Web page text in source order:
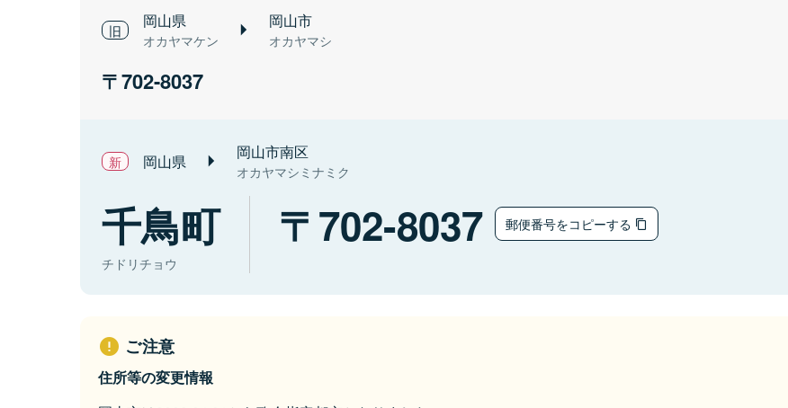
岡山県
オカヤマケン
岡山市
オカヤマシ
702-8037
岡山県 岡山市南区
オカヤマシミナミク
千鳥町
チドリチョウ
702-8037 郵便番号をコピーする
ご注意
住所等の変更情報